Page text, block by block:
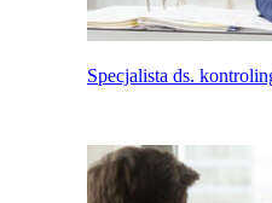
Specjalista ds.